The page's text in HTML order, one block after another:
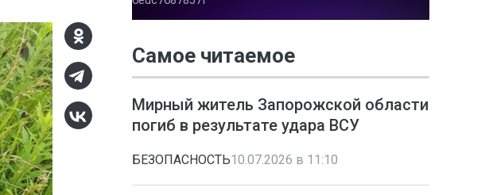
Самое читаемое
Мирный житель Запорожской области
погиб в результате удара ВСУ
БЕЗОПАСНОСТЬ10.07.2026 в 11:10